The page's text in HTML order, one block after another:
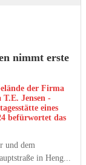
nimmt erste
der Firma
Jensen -
eines
befürwortet das
und dem
in Heng...